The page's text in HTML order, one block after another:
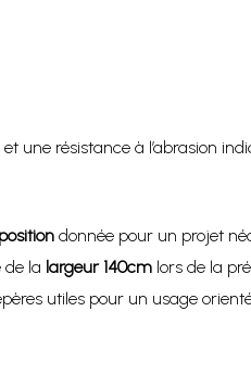
une résistance à l’abrasion
donnée pour un projet
la largeur 140cmlors de la
utiles pour un usage